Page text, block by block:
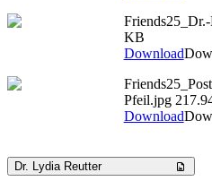
KB
Download
Pfeil.jpg
Download
Dr. Lydia Reutter